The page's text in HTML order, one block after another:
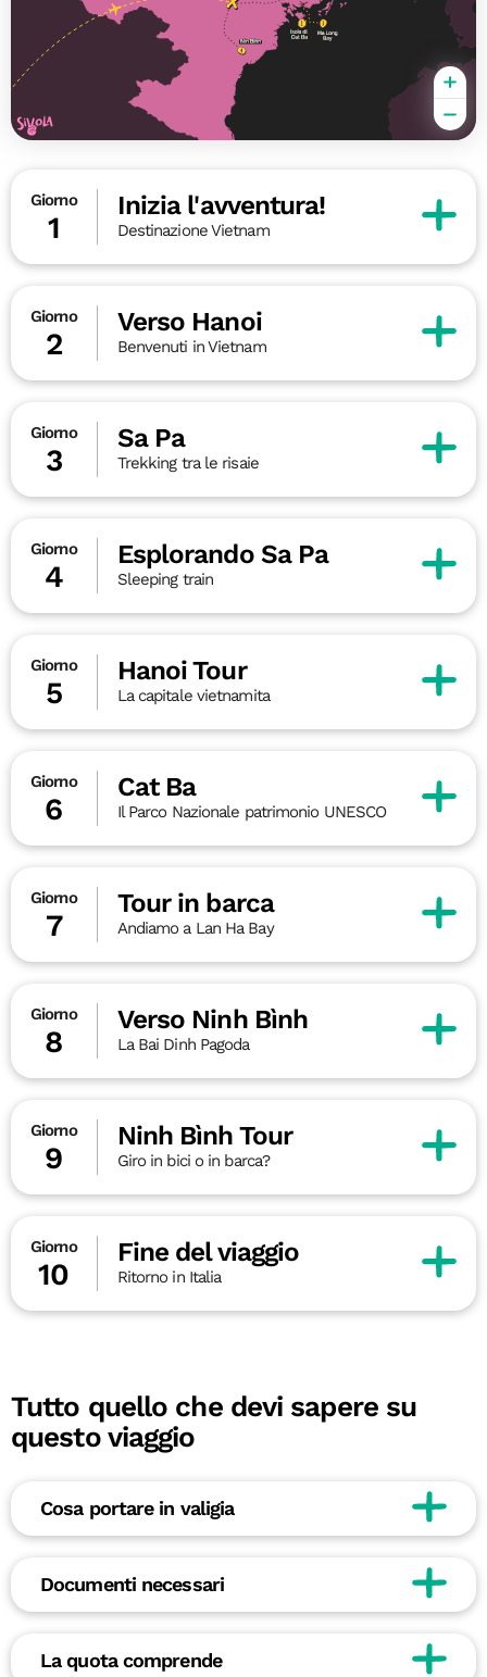
Giorno
1
Inizia l'avventura!
Destinazione Vietnam
Giorno
2
Verso Hanoi
Benvenuti in Vietnam
Giorno
3
Sa Pa
Trekking tra le risaie
Giorno
4
Esplorando Sa Pa
Sleeping train
Giorno
5
Hanoi Tour
La capitale vietnamita
Giorno
6
Cat Ba
Il Parco Nazionale patrimonio UNESCO
Giorno
7
Tour in barca
Andiamo a Lan Ha Bay
Giorno
8
Verso Ninh Bình
La Bai Dinh Pagoda
Giorno
9
Ninh Bình Tour
Giro in bici o in barca?
Giorno
10
Fine del viaggio
Ritorno in Italia
Tutto quello che devi sapere su
questo viaggio
Cosa portare in valigia
Documenti necessari
La quota comprende